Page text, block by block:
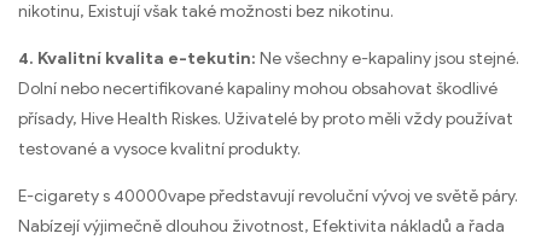
nikotinu, Existují však také možnosti bez nikotinu.
4. Kvalitní kvalita e-tekutin: Ne všechny e-kapaliny jsou stejné.
Dolní nebo necertifikované kapaliny mohou obsahovat škodlivé
přísady, Hive Health Riskes. Uživatelé by proto měli vždy používat
testované a vysoce kvalitní produkty.
E-cigarety s 40000vape představují revoluční vývoj ve světě páry.
Nabízejí výjimečně dlouhou životnost, Efektivita nákladů a řada